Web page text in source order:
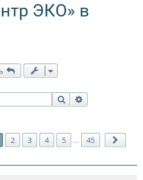
ЭКО» в
Поиск
из
2 3 4 5 … 45